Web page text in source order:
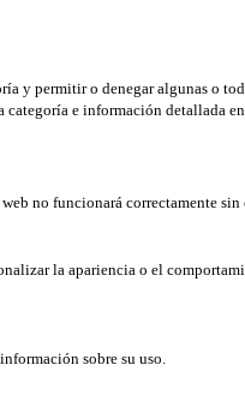
y permitir o denegar algunas o
categoría e información detallada
no funcionará correctamente
la apariencia o el
sobre su uso.